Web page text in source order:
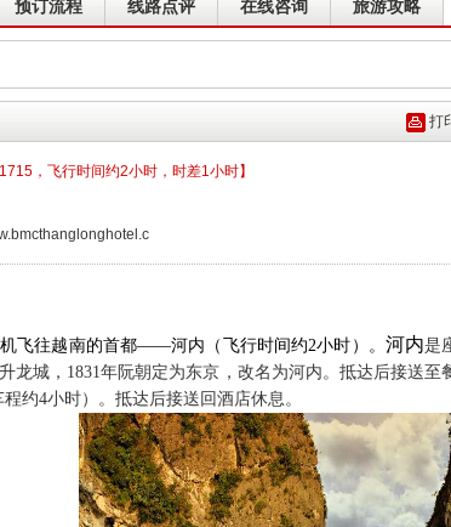
预订流程 线路点评 在线咨询 旅游攻略
打
，飞行时间约2小时，时差1小时】
飞往越南的首都——河内 （飞行时间约2小时） 。 河内是
龙城， 1831年阮朝定为东京，改名为河内。抵达后接送至
程约4小时）。抵达后接送回酒店休息。